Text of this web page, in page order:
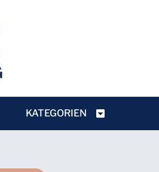
KATEGORIEN